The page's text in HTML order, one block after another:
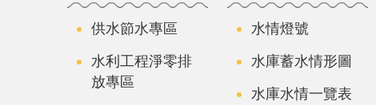
供水節水專區
水利工程淨零排
放專區
水情燈號
水庫蓄水情形圖
水庫水情一覽表